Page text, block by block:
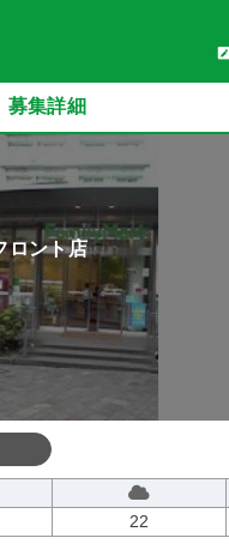
募集詳細
ロント店
22